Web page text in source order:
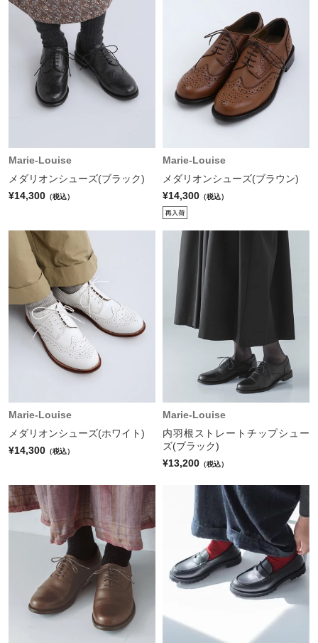
Marie-Louise
メダリオンシューズ(ブラック)
¥14,300 （税込）
Marie-Louise
メダリオンシューズ(ブラウン)
¥14,300 （税込）
Marie-Louise
メダリオンシューズ(ホワイト)
¥14,300 （税込）
Marie-Louise
内羽根ストレートチップシュー
ズ(ブラック)
¥13,200 （税込）